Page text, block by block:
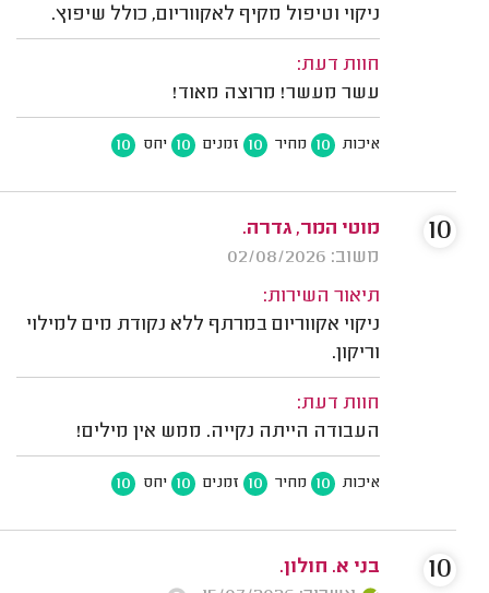
ניקוי וטיפול מקיף לאקווריום, כולל שיפוץ.
חוות דעת:
עשר מעשר! מרוצה מאוד!
איכות 10 מחיר 10 זמנים 10 יחס 10
מוטי המר, גדרה.
משוב: 02/08/2026
תיאור השירות:
ניקוי אקווריום במרתף ללא נקודת מים למילוי
וריקון.
חוות דעת:
העבודה הייתה נקייה. ממש אין מילים!
איכות 10 מחיר 10 זמנים 10 יחס 10
10
בני א. חולון.
10